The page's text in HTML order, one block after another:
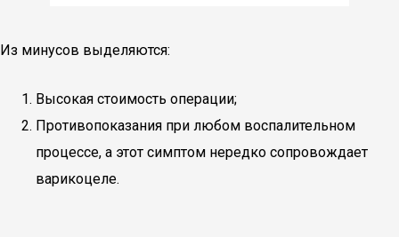
Из минусов выделяются:
Высокая стоимость операции;
Противопоказания при любом воспалительном
процессе, а этот симптом нередко сопровождает
варикоцеле.